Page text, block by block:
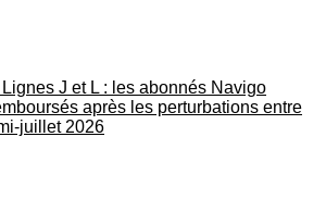
J et L : les abonnés Navigo
après les perturbations entre
juillet 2026